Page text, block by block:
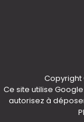
Copyright
Ce site utilise
autorisez à